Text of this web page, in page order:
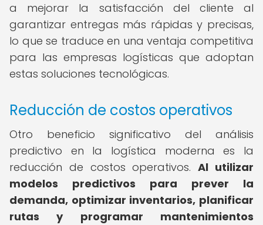
a mejorar la satisfacción del cliente al
garantizar entregas más rápidas y precisas,
lo que se traduce en una ventaja competitiva
para las empresas logísticas que adoptan
estas soluciones tecnológicas.
Reducción de costos operativos
Otro beneficio significativo del análisis
predictivo en la logística moderna es la
reducción de costos operativos.Al utilizar
modelos predictivos para prever la
demanda, optimizar inventarios, planificar
rutas y programar mantenimientos